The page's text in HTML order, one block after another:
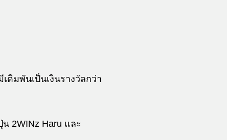
ดิมพันเป็นเงินรางวัลกว่า
2WINz Haru และ